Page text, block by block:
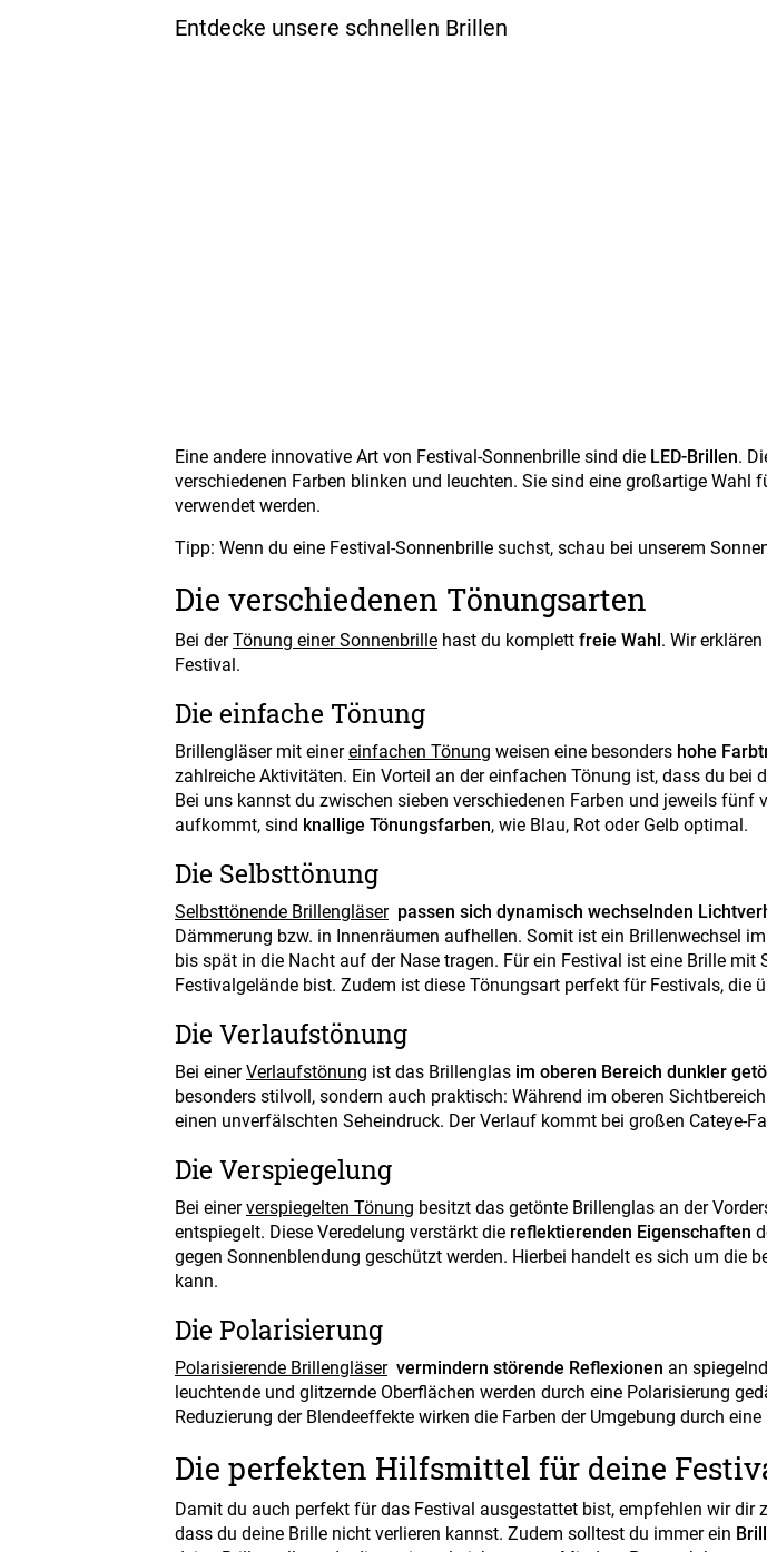
Entdecke unsere schnellen Brillen
Eine andere innovative Art von Festival-Sonnenbrille sind die LED-Brillen.
verschiedenen Farben blinken und leuchten. Sie sind eine großartige Wahl
verwendet werden.
Tipp: Wenn du eine Festival-Sonnenbrille suchst, schau bei unserem
Die verschiedenen Tönungsarten
Bei derTönung einer Sonnenbrille hast du komplett freie Wahl. Wir
Festival.
Die einfache Tönung
Brillengläser mit einereinfachen Tönung weisen eine besonders hohe
zahlreiche Aktivitäten. Ein Vorteil an der einfachen Tönung ist, dass du bei
Bei uns kannst du zwischen sieben verschiedenen Farben und jeweils
aufkommt, sind knallige Tönungsfarben, wie Blau, Rot oder Gelb optimal.
Die Selbsttönung
Selbsttönende Brillengläser passen sich dynamisch wechselnden
Dämmerung bzw. in Innenräumen aufhellen. Somit ist ein Brillenwechsel
bis spät in die Nacht auf der Nase tragen. Für ein Festival ist eine Brille
Festivalgelände bist. Zudem ist diese Tönungsart perfekt für Festivals, die
Die Verlaufstönung
Bei einerVerlaufstönung ist das Brillenglas im oberen Bereich dunkler
besonders stilvoll, sondern auch praktisch: Während im oberen
einen unverfälschten Seheindruck. Der Verlauf kommt bei großen Cateye-
Die Verspiegelung
Bei einerverspiegelten Tönung besitzt das getönte Brillenglas an der
entspiegelt. Diese Veredelung verstärkt die reflektierenden Eigenschaften
gegen Sonnenblendung geschützt werden. Hierbei handelt es sich um die
kann.
Die Polarisierung
Polarisierende Brillengläser vermindern störende Reflexionen an
leuchtende und glitzernde Oberflächen werden durch eine Polarisierung
Reduzierung der Blendeeffekte wirken die Farben der Umgebung durch
Die perfekten Hilfsmittel für deine
Damit du auch perfekt für das Festival ausgestattet bist, empfehlen wir dir
dass du deine Brille nicht verlieren kannst. Zudem solltest du immer ein